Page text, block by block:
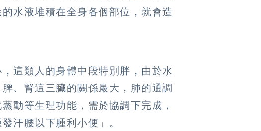
水液堆積在全身各個部位，就會造
這類人的身體中段特別胖，由於水
、腎這三臟的關係最大，肺的通調
動等生理功能，需於協調下完成，
汗腰以下腫利小便」。